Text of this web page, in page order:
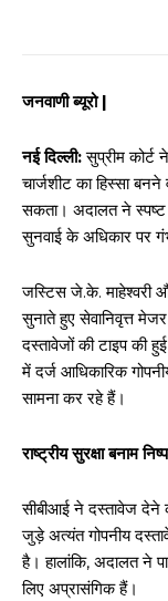
जनवाणी ब्यूरो |
नई दिल्ली:सुप्रीम कोर्ट
चार्जशीट का हिस्सा
सकता। अदालत ने स्पष्ट
सुनवाई के अधिकार पर
जस्टिस जे.के. माहेश्वरी
सुनाते हुए सेवानिवृत्त
दस्तावेजों की टाइप की
में दर्ज आधिकारिक
सामना कर रहे हैं।
राष्ट्रीय सुरक्षा बनाम
सीबीआई ने दस्तावेज देने
जुड़े अत्यंत गोपनीय
है। हालांकि, अदालत ने
लिए अप्रासंगिक हैं।